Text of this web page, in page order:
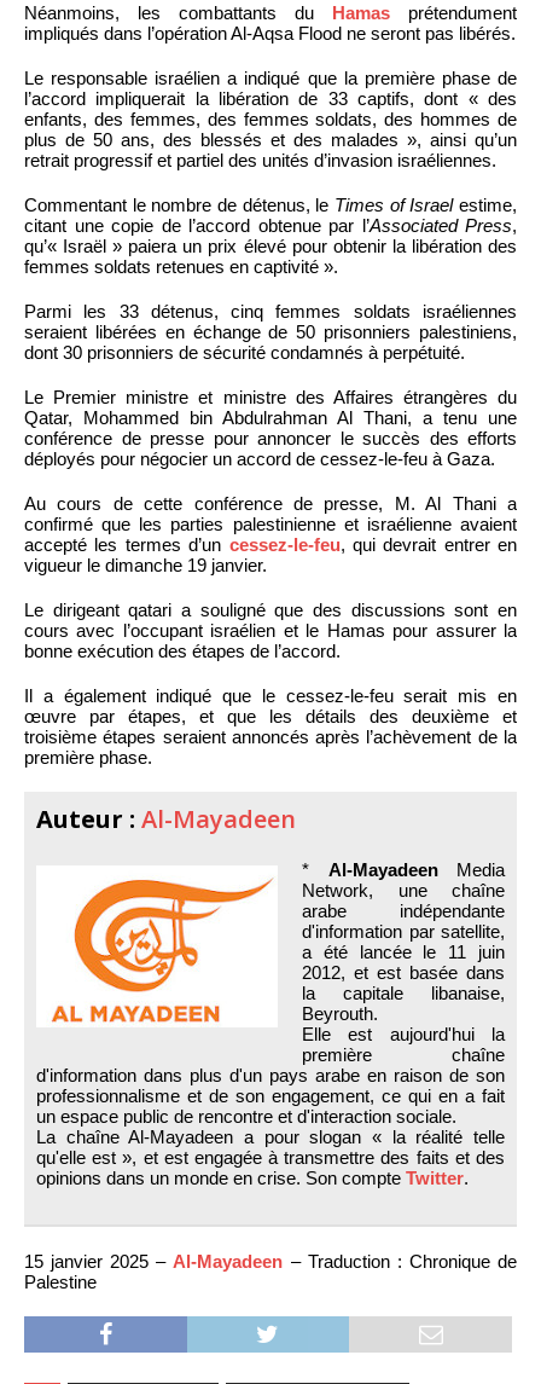
Néanmoins, les combattants du Hamas prétendument
impliqués dans l’opération Al-Aqsa Flood ne seront pas libérés.
Le responsable israélien a indiqué que la première phase de
l’accord impliquerait la libération de 33 captifs, dont « des
enfants, des femmes, des femmes soldats, des hommes de
plus de 50 ans, des blessés et des malades », ainsi qu’un
retrait progressif et partiel des unités d’invasion israéliennes.
Commentant le nombre de détenus, le Times of Israelestime,
citant une copie de l’accord obtenue par l’Associated Press,
qu’« Israël » paiera un prix élevé pour obtenir la libération des
femmes soldats retenues en captivité ».
Parmi les 33 détenus, cinq femmes soldats israéliennes
seraient libérées en échange de 50 prisonniers palestiniens,
dont 30 prisonniers de sécurité condamnés à perpétuité.
Le Premier ministre et ministre des Affaires étrangères du
Qatar, Mohammed bin Abdulrahman Al Thani, a tenu une
conférence de presse pour annoncer le succès des efforts
déployés pour négocier un accord de cessez-le-feu à Gaza.
Au cours de cette conférence de presse, M. Al Thani a
confirmé que les parties palestinienne et israélienne avaient
accepté les termes d’un cessez-le-feu, qui devrait entrer en
vigueur le dimanche 19 janvier.
Le dirigeant qatari a souligné que des discussions sont en
cours avec l’occupant israélien et le Hamas pour assurer la
bonne exécution des étapes de l’accord.
Il a également indiqué que le cessez-le-feu serait mis en
œuvre par étapes, et que les détails des deuxième et
troisième étapes seraient annoncés après l’achèvement de la
première phase.
Auteur : Al-Mayadeen
* Al-MayadeenMedia
Network, une chaîne
arabe indépendante
d'information par satellite,
a été lancée le 11 juin
2012, et est basée dans
la capitale libanaise,
Beyrouth.
Elle est aujourd'hui la
première chaîne
d'information dans plus d'un pays arabe en raison de son
professionnalisme et de son engagement, ce qui en a fait
un espace public de rencontre et d'interaction sociale.
La chaîne Al-Mayadeen a pour slogan « la réalité telle
qu'elle est », et est engagée à transmettre des faits et des
opinions dans un monde en crise. Son compte Twitter.
15 janvier 2025 – Al-Mayadeen – Traduction : Chronique de
Palestine